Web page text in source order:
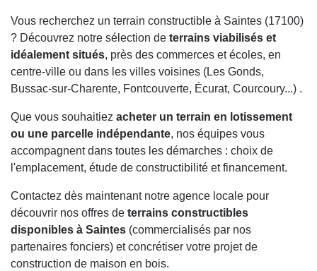
Vous recherchez un terrain constructible à Saintes (17100)
? Découvrez notre sélection de terrains viabilisés et
idéalement situés, près des commerces et écoles, en
centre-ville ou dans les villes voisines (Les Gonds,
Bussac-sur-Charente, Fontcouverte, Écurat, Courcoury...) .
Que vous souhaitiez acheter un terrain en lotissement
ou une parcelle indépendante, nos équipes vous
accompagnent dans toutes les démarches : choix de
l'emplacement, étude de constructibilité et financement.
Contactez dès maintenant notre agence locale pour
découvrir nos offres de terrains constructibles
disponibles à Saintes (commercialisés par nos
partenaires fonciers) et concrétiser votre projet de
construction de maison en bois.